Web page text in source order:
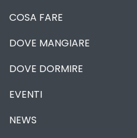
COSA FARE
DOVE MANGIARE
DOVE DORMIRE
EVENTI
NEWS